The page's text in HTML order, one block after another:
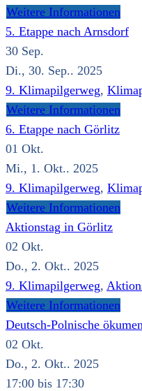
Weitere Informationen
5. Etappe nach Arnsdorf
30 Sep.
Di., 30. Sep.. 2025
9. Klimapilgerweg,
Weitere Informationen
6. Etappe nach Görlitz
01 Okt.
Mi., 1. Okt.. 2025
9. Klimapilgerweg,
Weitere Informationen
Aktionstag in Görlitz
02 Okt.
Do., 2. Okt.. 2025
9. Klimapilgerweg,
Weitere Informationen
Deutsch-Polnische
02 Okt.
Do., 2. Okt.. 2025
17:00 bis 17:30